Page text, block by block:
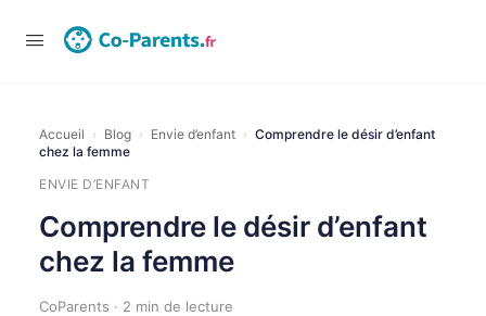
Accueil › Blog › Envie d’enfant › Comprendre le désir d’enfant
chez la femme
ENVIE D’ENFANT
Comprendre le désir d’enfant
chez la femme
CoParents · 2 min de lecture